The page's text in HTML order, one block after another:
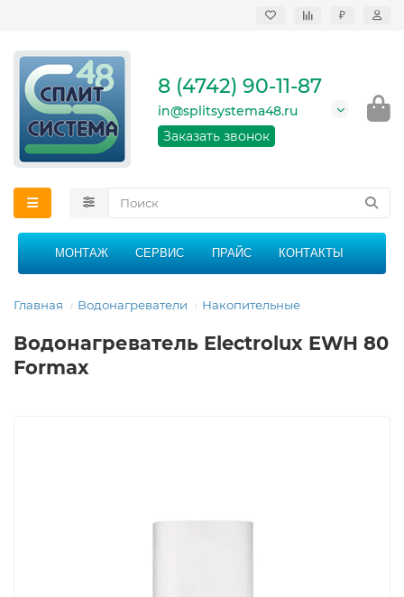
₽
кондиционеров в
области
График работы: 9:00 -
21:00 без перерыва и
8 (4742) 90-11-87
in@splitsystema48.ru
Заказать звонок
МОНТАЖ СЕРВИС ПРАЙС КОНТАКТЫ
Главная Водонагреватели Накопительные
Водонагреватель Electrolux EWH 80
Formax